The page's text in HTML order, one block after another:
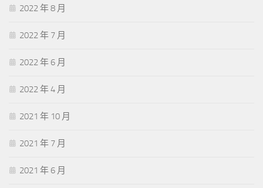
2022 年 8 月
2022 年 7 月
2022 年 6 月
2022 年 4 月
2021 年 10 月
2021 年 7 月
2021 年 6 月